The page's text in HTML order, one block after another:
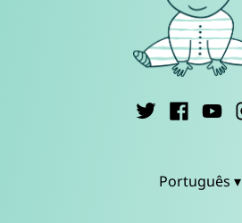
Português ▾